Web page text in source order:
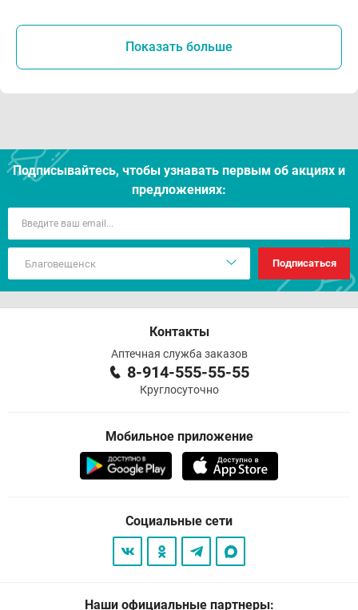
Показать больше
Подписывайтесь, чтобы узнавать первым об акцияx и
предложениях:
Подписаться
Контакты
Аптечная служба заказов
8-914-555-55-55
Круглосуточно
Мобильное приложение
Социальные сети
Наши официальные партнеры: